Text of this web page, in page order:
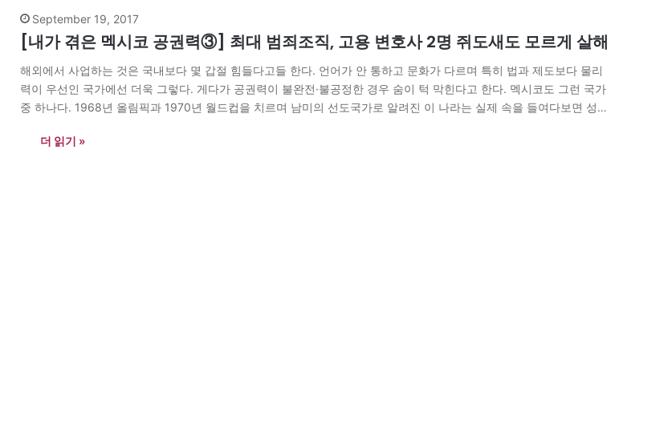
September 19, 2017
[내가 겪은 멕시코 공권력③] 최대 범죄조직, 고용 변호사 2명 쥐도새도 모르게 살해
해외에서 사업하는 것은 국내보다 몇 갑절 힘들다고들 한다. 언어가 안 통하고 문화가 다르며 특히 법과 제도보다 물리
력이 우선인 국가에선 더욱 그렇다. 게다가 공권력이 불완전·불공정한 경우 숨이 턱 막힌다고 한다. 멕시코도 그런 국가
중 하나다. 1968년 올림픽과 1970년 월드컵을 치르며 남미의 선도국가로 알려진 이 나라는 실제 속을 들여다보면 성한
더 읽기 »